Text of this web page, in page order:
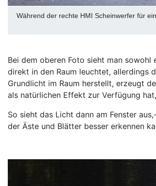
Während der rechte HMI Scheinwerfer für
Bei dem oberen Foto sieht man
direkt in den Raum leuchtet, allerdings
Grundlicht im Raum herstellt, erzeugt
als natürlichen Effekt zur Verfügung
So sieht das Licht dann am Fenster
der Äste und Blätter besser erkennen